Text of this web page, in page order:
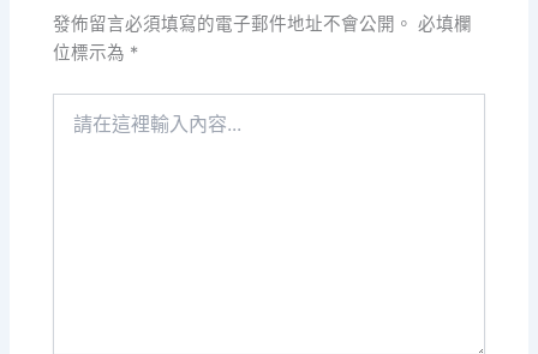
發佈留言必須填寫的電子郵件地址不會公開。 必填欄
位標示為 *